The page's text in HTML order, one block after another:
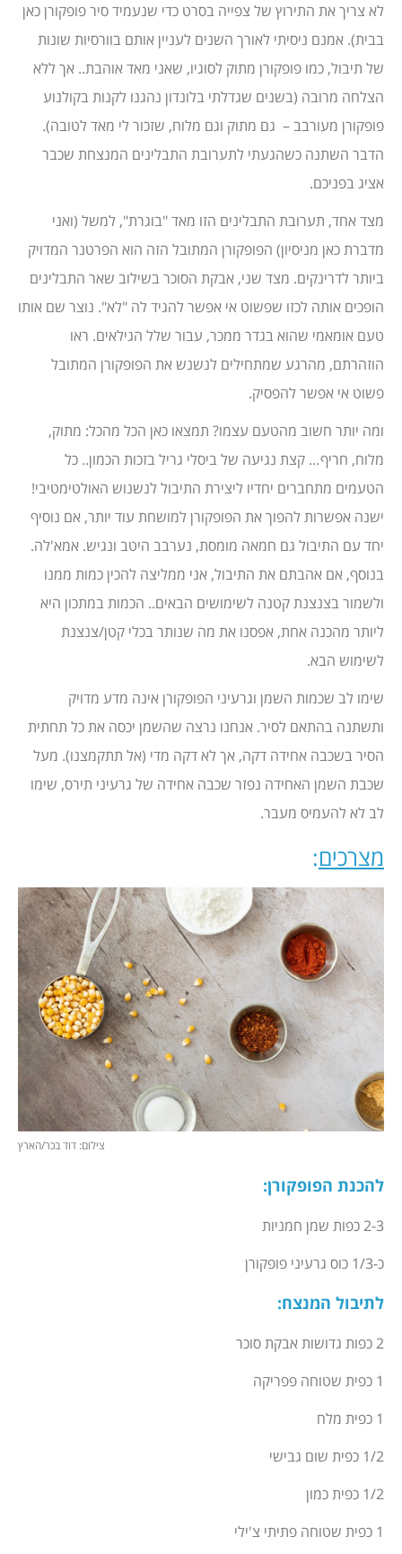
לא צריך את התירוץ של צפייה בסרט כדי שנעמיד סיר פופקורן כאן
בבית). אמנם ניסיתי לאורך השנים לעניין אותם בוורסיות שונות
של תיבול, כמו פופקורן מתוק לסוגיו, שאני מאד אוהבת.. אך ללא
הצלחה מרובה (בשנים שגדלתי בלונדון נהגנו לקנות בקולנוע
פופקורן מעורבב – גם מתוק וגם מלוח, שזכור לי מאד לטובה).
הדבר השתנה כשהגעתי לתערובת התבלינים המנצחת שכבר
אציג בפניכם.
מצד אחד, תערובת התבלינים הזו מאד "בוגרת", למשל (ואני
מדברת כאן מניסיון) הפופקורן המתובל הזה הוא הפרטנר המדויק
ביותר לדרינקים. מצד שני, אבקת הסוכר בשילוב שאר התבלינים
הופכים אותה לכזו שפשוט אי אפשר להגיד לה "לא". נוצר שם אותו
טעם אומאמי שהוא בגדר ממכר, עבור שלל הגילאים. ראו
הוזהרתם, מהרגע שמתחילים לנשנש את הפופקורן המתובל
פשוט אי אפשר להפסיק.
ומה יותר חשוב מהטעם עצמו? תמצאו כאן הכל מהכל: מתוק,
מלוח, חריף… קצת נגיעה של ביסלי גריל בזכות הכמון.. כל
הטעמים מתחברים יחדיו ליצירת התיבול לנשנוש האולטימטיבי!
ישנה אפשרות להפוך את הפופקורן למושחת עוד יותר, אם נוסיף
יחד עם התיבול גם חמאה מומסת, נערבב היטב ונגיש. אמא'לה.
בנוסף, אם אהבתם את התיבול, אני ממליצה להכין כמות ממנו
ולשמור בצנצנת קטנה לשימושים הבאים.. הכמות במתכון היא
ליותר מהכנה אחת, אפסנו את מה שנותר בכלי קטן/צנצנת
לשימוש הבא.
שימו לב שכמות השמן וגרעיני הפופקורן אינה מדע מדויק
ותשתנה בהתאם לסיר. אנחנו נרצה שהשמן יכסה את כל תחתית
הסיר בשכבה אחידה דקה, אך לא דקה מדי (אל תתקמצנו). מעל
שכבת השמן האחידה נפזר שכבה אחידה של גרעיני תירס, שימו
לב לא להעמיס מעבר.
מצרכים:
צילום: דוד בכר/הארץ
להכנת הפופקורן:
2-3 כפות שמן חמניות
כ-1/3 כוס גרעיני פופקורן
לתיבול המנצח:
2 כפות גדושות אבקת סוכר
1 כפית שטוחה פפריקה
1 כפית מלח
1/2 כפית שום גבישי
1/2 כפית כמון
1 כפית שטוחה פתיתי צ'ילי